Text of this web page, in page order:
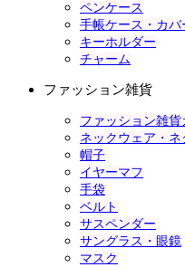
ペンケース
手帳ケース・カバ
キーホルダー
チャーム
ファッション雑貨
ファッション雑
ネックウェア・ネ
帽子
イヤーマフ
手袋
ベルト
サスペンダー
サングラス・眼鏡
マスク